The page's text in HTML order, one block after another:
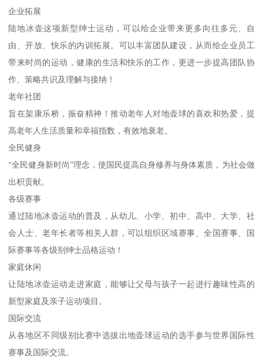
企业拓展
陆地冰壶这项新型绅士运动，可以给企业带来更多向往多元、自
由、开放、快乐的内训拓展。可以丰富团队建设，从而给企业员工
带来时尚的运动，健康的生活和快乐的工作，更进一步提高团队协
作、策略共识及理解与接纳！
老年社团
旨在架康乐桥，振奋精神！推动老年人对地壶球的喜欢和热爱，提
高老年人生活质量和幸福指数，有效地衰老。
全民健身
“全民健身新时尚”理念，使国民提高自身修养与身体素质，为社会做
出积贡献。
各级赛事
通过陆地冰壶运动的普及，从幼儿、小学、初中、高中、大学、社
会人士、老年长者等相关人群，可以组织区域赛事、全国赛事、国
际赛事等各级别绅士品格运动！
家庭休闲
让陆地冰壶运动走进家庭，能够让父母与孩子一起进行趣味性高的
新型家庭及亲子运动项目。
国际交流
从各地区不同级别比赛中选拔出地壶球运动的选手参与世界国际性
赛事及国际交流。